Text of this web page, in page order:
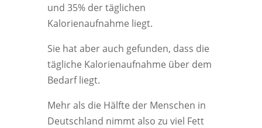
und 35% der täglichen
Kalorienaufnahme liegt.
Sie hat aber auch gefunden, dass die
tägliche Kalorienaufnahme über dem
Bedarf liegt.
Mehr als die Hälfte der Menschen in
Deutschland nimmt also zu viel Fett